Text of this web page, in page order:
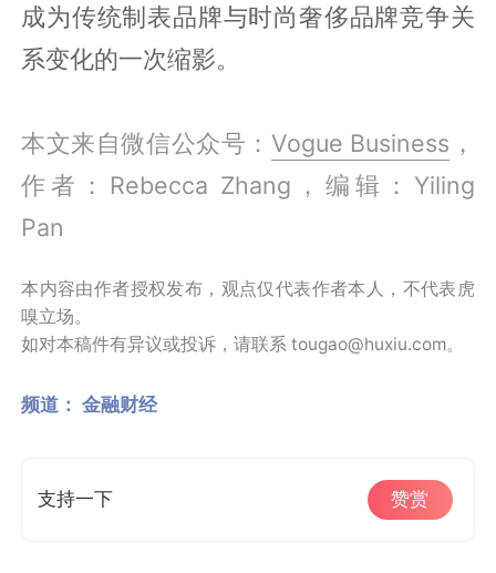
成为传统制表品牌与时尚奢侈品牌竞争关
系变化的一次缩影。
本文来自微信公众号： Vogue Business ，
作者：Rebecca Zhang，编辑：Yiling
Pan
本内容由作者授权发布，观点仅代表作者本人，不代表虎
嗅立场。
如对本稿件有异议或投诉，请联系 tougao@huxiu.com。
频道： 金融财经
支持一下 赞赏